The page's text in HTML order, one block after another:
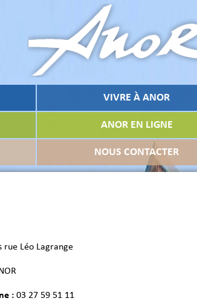
VIVRE À ANOR
ANOR EN LIGNE
NOUS CONTACTER
rue Léo Lagrange
:03 27 59 51 11